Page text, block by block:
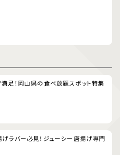
足！岡山県の食べ放題スポット特集
ラバー必見！ジューシー唐揚げ専門